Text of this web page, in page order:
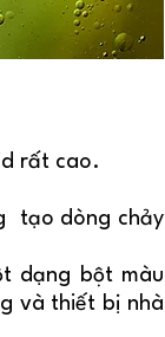
rất cao.
tạo dòng chảy
dạng bột màu
và thiết bị nhà